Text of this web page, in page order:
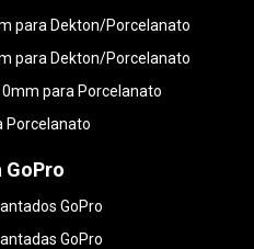
para Dekton/Porcelanato
para Dekton/Porcelanato
para Porcelanato
Porcelanato
GoPro
GoPro
GoPro